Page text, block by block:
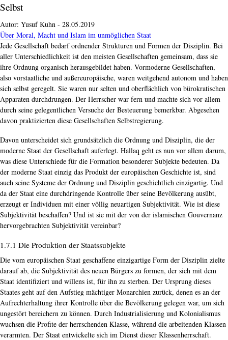
Selbst
Autor: Yusuf Kuhn - 28.05.2019
Über Moral, Macht und Islam im unmöglichen Staat
Jede Gesellschaft bedarf ordnender Strukturen und Formen der Disziplin. Bei
aller Unterschiedlichkeit ist den meisten Gesellschaften gemeinsam, dass sie
ihre Ordnung organisch herausgebildet haben. Vormoderne Gesellschaften,
also vorstaatliche und außereuropäische, waren weitgehend autonom und haben
sich selbst geregelt. Sie waren nur selten und oberflächlich von bürokratischen
Apparaten durchdrungen. Der Herrscher war fern und machte sich vor allem
durch seine gelegentlichen Versuche der Besteuerung bemerkbar. Abgesehen
davon praktizierten diese Gesellschaften Selbstregierung.
Davon unterscheidet sich grundsätzlich die Ordnung und Disziplin, die der
moderne Staat der Gesellschaft auferlegt. Hallaq geht es nun vor allem darum,
was diese Unterschiede für die Formation besonderer Subjekte bedeuten. Da
der moderne Staat einzig das Produkt der europäischen Geschichte ist, sind
auch seine Systeme der Ordnung und Disziplin geschichtlich einzigartig. Und
da der Staat eine durchdringende Kontrolle über seine Bevölkerung ausübt,
erzeugt er Individuen mit einer völlig neuartigen Subjektivität. Wie ist diese
Subjektivität beschaffen? Und ist sie mit der von der islamischen Gouvernanz
hervorgebrachten Subjektivität vereinbar?
1.7.1 Die Produktion der Staatssubjekte
Die vom europäischen Staat geschaffene einzigartige Form der Disziplin zielte
darauf ab, die Subjektivität des neuen Bürgers zu formen, der sich mit dem
Staat identifiziert und willens ist, für ihn zu sterben. Der Ursprung dieses
Staates geht auf den Aufstieg mächtiger Monarchien zurück, denen es an der
Aufrechterhaltung ihrer Kontrolle über die Bevölkerung gelegen war, um sich
ungestört bereichern zu können. Durch Industrialisierung und Kolonialismus
wuchsen die Profite der herrschenden Klasse, während die arbeitenden Klassen
verarmten. Der Staat entwickelte sich im Dienst dieser Klassenherrschaft.